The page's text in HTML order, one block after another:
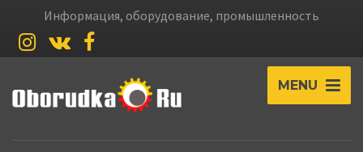
Информация, оборудование, промышленность
MENU